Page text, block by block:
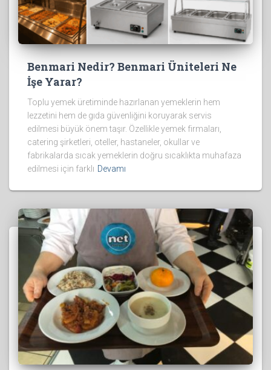
Benmari Nedir? Benmari Üniteleri Ne
İşe Yarar?
Toplu yemek üretiminde hazırlanan yemeklerin hem
lezzetini hem de gıda güvenliğini koruyarak servis
edilmesi büyük önem taşır. Özellikle yemek firmaları,
catering şirketleri, oteller, hastaneler, okullar ve
fabrikalarda sıcak yemeklerin doğru sıcaklıkta muhafaza
edilmesi için farklı Devamı